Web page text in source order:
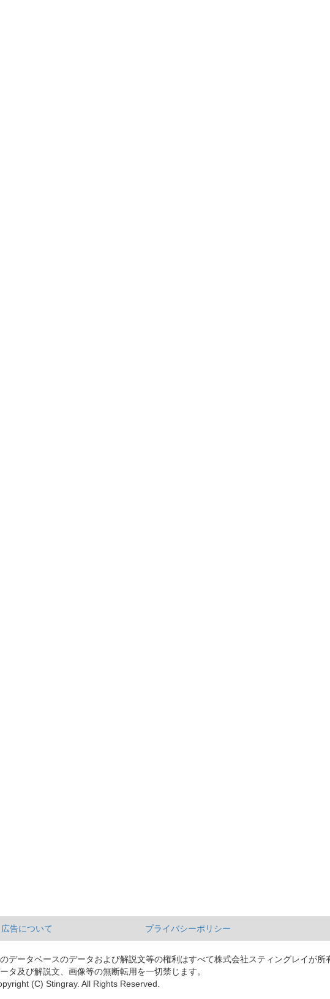
広告について プライバシーポリシー
データベースのデータおよび解説文等の権利はすべて株式会社スティングレイが所
タ及び解説文、画像等の無断転用を一切禁じます。
(C) Stingray. All Rights Reserved.